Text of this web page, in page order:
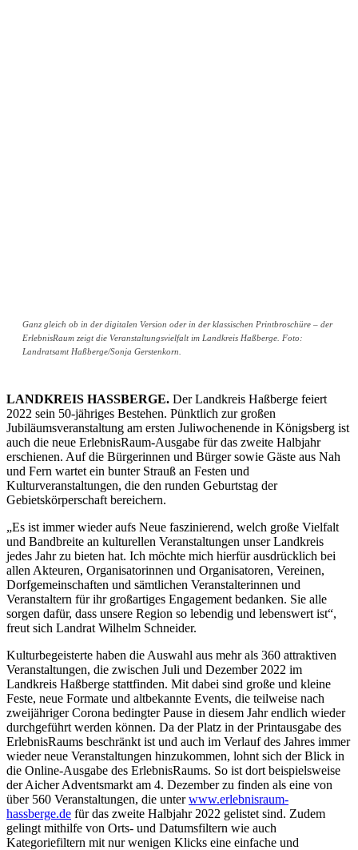
Ganz gleich ob in der digitalen Version oder in der klassischen Printbroschüre – der
ErlebnisRaum zeigt die Veranstaltungsvielfalt im Landkreis Haßberge. Foto:
Landratsamt Haßberge/Sonja Gerstenkorn.
LANDKREIS HASSBERGE. Der Landkreis Haßberge feiert
2022 sein 50-jähriges Bestehen. Pünktlich zur großen
Jubiläumsveranstaltung am ersten Juliwochenende in Königsberg ist
auch die neue ErlebnisRaum-Ausgabe für das zweite Halbjahr
erschienen. Auf die Bürgerinnen und Bürger sowie Gäste aus Nah
und Fern wartet ein bunter Strauß an Festen und
Kulturveranstaltungen, die den runden Geburtstag der
Gebietskörperschaft bereichern.
„Es ist immer wieder aufs Neue faszinierend, welch große Vielfalt
und Bandbreite an kulturellen Veranstaltungen unser Landkreis
jedes Jahr zu bieten hat. Ich möchte mich hierfür ausdrücklich bei
allen Akteuren, Organisatorinnen und Organisatoren, Vereinen,
Dorfgemeinschaften und sämtlichen Veranstalterinnen und
Veranstaltern für ihr großartiges Engagement bedanken. Sie alle
sorgen dafür, dass unsere Region so lebendig und lebenswert ist“,
freut sich Landrat Wilhelm Schneider.
Kulturbegeisterte haben die Auswahl aus mehr als 360 attraktiven
Veranstaltungen, die zwischen Juli und Dezember 2022 im
Landkreis Haßberge stattfinden. Mit dabei sind große und kleine
Feste, neue Formate und altbekannte Events, die teilweise nach
zweijähriger Corona bedingter Pause in diesem Jahr endlich wieder
durchgeführt werden können. Da der Platz in der Printausgabe des
ErlebnisRaums beschränkt ist und auch im Verlauf des Jahres immer
wieder neue Veranstaltungen hinzukommen, lohnt sich der Blick in
die Online-Ausgabe des ErlebnisRaums. So ist dort beispielsweise
der Aicher Adventsmarkt am 4. Dezember zu finden als eine von
über 560 Veranstaltungen, die unterwww.erlebnisraum-
hassberge.de für das zweite Halbjahr 2022 gelistet sind. Zudem
gelingt mithilfe von Orts- und Datumsfiltern wie auch
Kategoriefiltern mit nur wenigen Klicks eine einfache und